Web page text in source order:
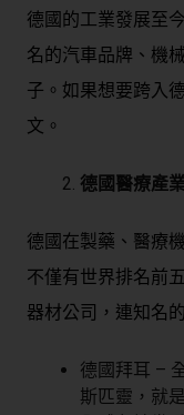
德國的工業發展至
名的汽車品牌、機
子。如果想要跨入
文。
德國醫療產
德國在製藥、醫療
不僅有世界排名前
器材公司 ，連知名
德國拜耳 –
斯匹靈，就